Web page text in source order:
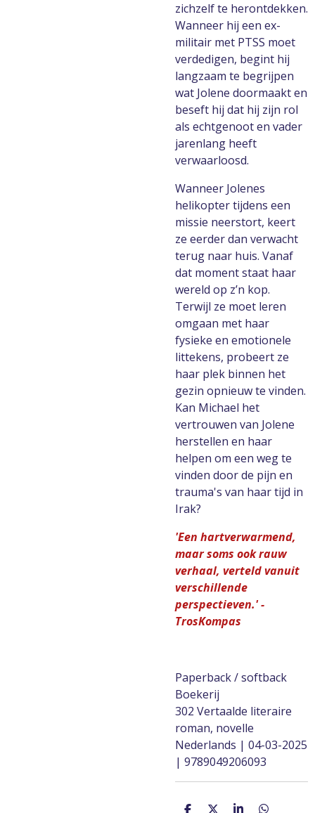
zichzelf te herontdekken.
Wanneer hij een ex-
militair met PTSS moet
verdedigen, begint hij
langzaam te begrijpen
wat Jolene doormaakt en
beseft hij dat hij zijn rol
als echtgenoot en vader
jarenlang heeft
verwaarloosd.
Wanneer Jolenes
helikopter tijdens een
missie neerstort, keert
ze eerder dan verwacht
terug naar huis. Vanaf
dat moment staat haar
wereld op z’n kop.
Terwijl ze moet leren
omgaan met haar
fysieke en emotionele
littekens, probeert ze
haar plek binnen het
gezin opnieuw te vinden.
Kan Michael het
vertrouwen van Jolene
herstellen en haar
helpen om een weg te
vinden door de pijn en
trauma's van haar tijd in
Irak?
'Een hartverwarmend,
maar soms ook rauw
verhaal, verteld vanuit
verschillende
perspectieven.' -
TrosKompas
Paperback / softback
Boekerij
302 Vertaalde literaire
roman, novelle
Nederlands | 04-03-2025
| 9789049206093